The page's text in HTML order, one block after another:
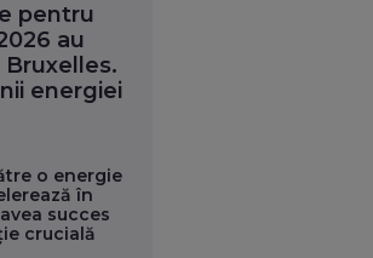
pentru
au
energiei
o energie
în
succes
crucială